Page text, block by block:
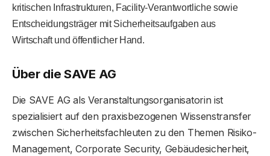
kritischen Infrastrukturen, Facility-Verantwortliche sowie
Entscheidungsträger mit Sicherheitsaufgaben aus
Wirtschaft und öffentlicher Hand.
Über die SAVE AG
Die SAVE AG als Veranstaltungsorganisatorin ist
spezialisiert auf den praxisbezogenen Wissenstransfer
zwischen Sicherheitsfachleuten zu den Themen Risiko-
Management, Corporate Security, Gebäudesicherheit,